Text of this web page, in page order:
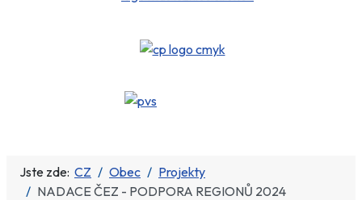
Jste zde: CZ Obec
Projekty
NADACE ČEZ - PODPORA REGIONŮ 2024